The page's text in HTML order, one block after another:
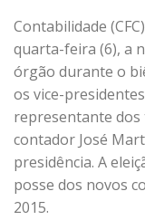
Contabilidade
quarta-feira (6), a
órgão durante o
os vice-
representante dos
contador José
presidência. A
posse dos novos
2015.